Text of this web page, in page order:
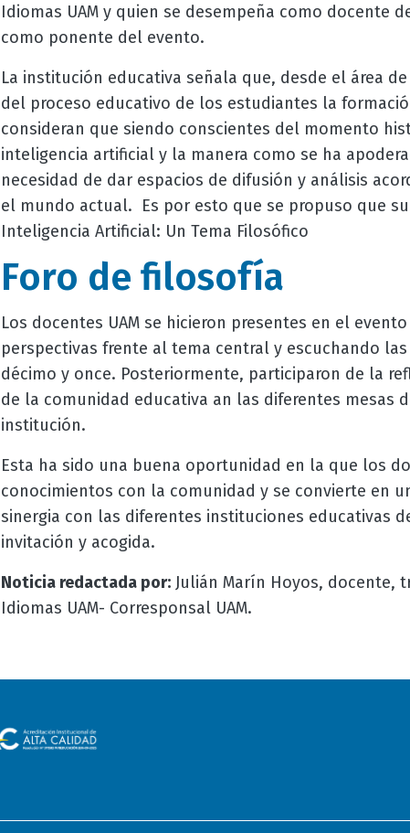
Idiomas UAM y quien se desempeña como docente
como ponente del evento.
La institución educativa señala que, desde el área
del proceso educativo de los estudiantes la
consideran que siendo conscientes del momento
inteligencia artificial y la manera como se ha
necesidad de dar espacios de difusión y análisis
el mundo actual. Es por esto que se propuso que
Inteligencia Artificial: Un Tema Filosófico
Foro de filosofía
Los docentes UAM se hicieron presentes en el
perspectivas frente al tema central y escuchando
décimo y once. Posteriormente, participaron de la
de la comunidad educativa an las diferentes mesas
institución.
Esta ha sido una buena oportunidad en la que los
conocimientos con la comunidad y se convierte en
sinergia con las diferentes instituciones educativas
invitación y acogida.
Noticia redactada por:Julián Marín Hoyos, docente,
Idiomas UAM- Corresponsal UAM.